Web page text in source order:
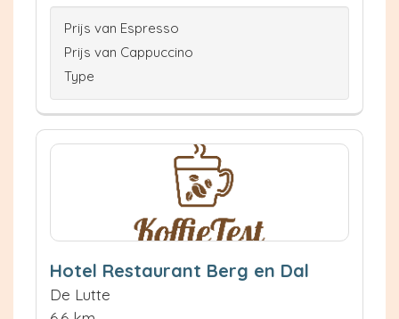
Prijs van Espresso
Prijs van Cappuccino
Type
Hotel Restaurant Berg en Dal
De Lutte